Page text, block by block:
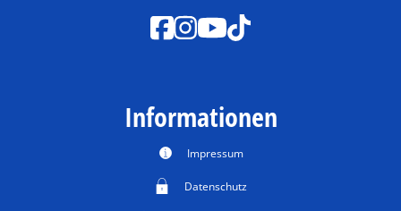
Informationen
Impressum
Datenschutz